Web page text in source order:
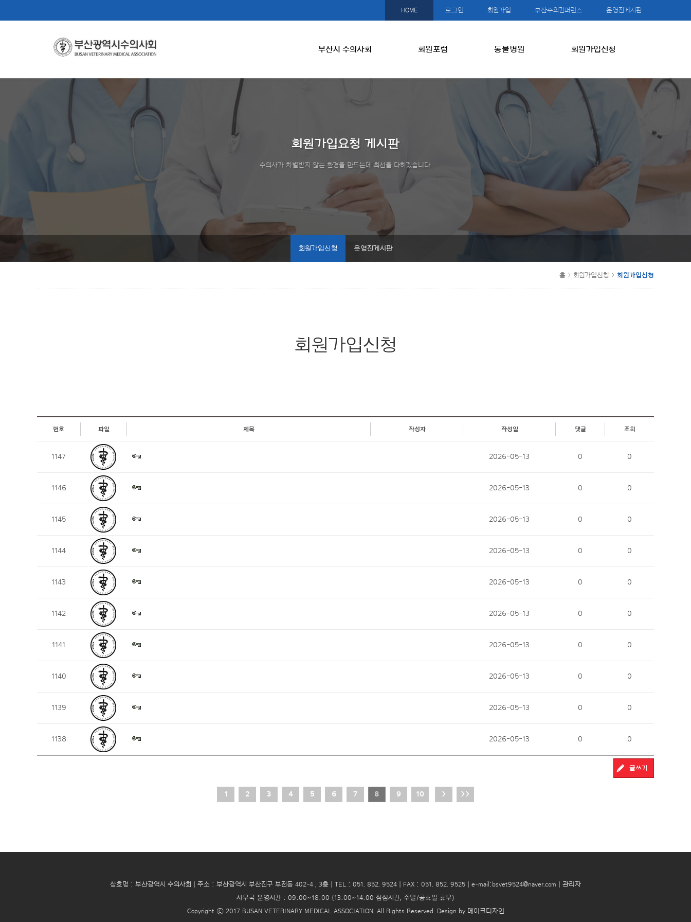
HOME 로그인 회원가입 부산수의컨퍼런스 운영진게시판
부산시 수의사회 회원포럼 동물병원 회원가입신청
회원가입요청 게시판
수의사가 차별받지 않는 환경을 만드는데 최선을 다하겠습니다.
회원가입신청 운영진게시판
홈 > 회원가입신청 > 회원가입신청
회원가입신청
번호 파일 제목 작성자 작성일 댓글 조회
1147 2026-05-13 0 0
1146 2026-05-13 0 0
1145 2026-05-13 0 0
1144 2026-05-13 0 0
1143 2026-05-13 0 0
1142 2026-05-13 0 0
1141 2026-05-13 0 0
1140 2026-05-13 0 0
1139 2026-05-13 0 0
1138 2026-05-13 0 0
글쓰기
1 2 3 4 5 6 7 8 9 10 > >>
상호명 : 부산광역시 수의사회 | 주소 : 부산광역시 부산진구 부전동 402-4 , 3층 | TEL : 051. 852. 9524 | FAX : 051. 852. 9525 ｜ e-mail:bsvet9524@naver.com
관리자
사무국 운영시간 : 09:00~18:00 (13:00~14:00 점심시간, 주말/공휴일 휴무)
Copyright ⓒ 2017 BUSAN VETERINARY MEDICAL ASSOCIATION. All Rights Reserved.
Design by 메이크디자인